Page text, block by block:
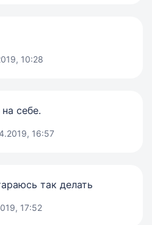
10:28
себе.
16:57
так делать
17:52